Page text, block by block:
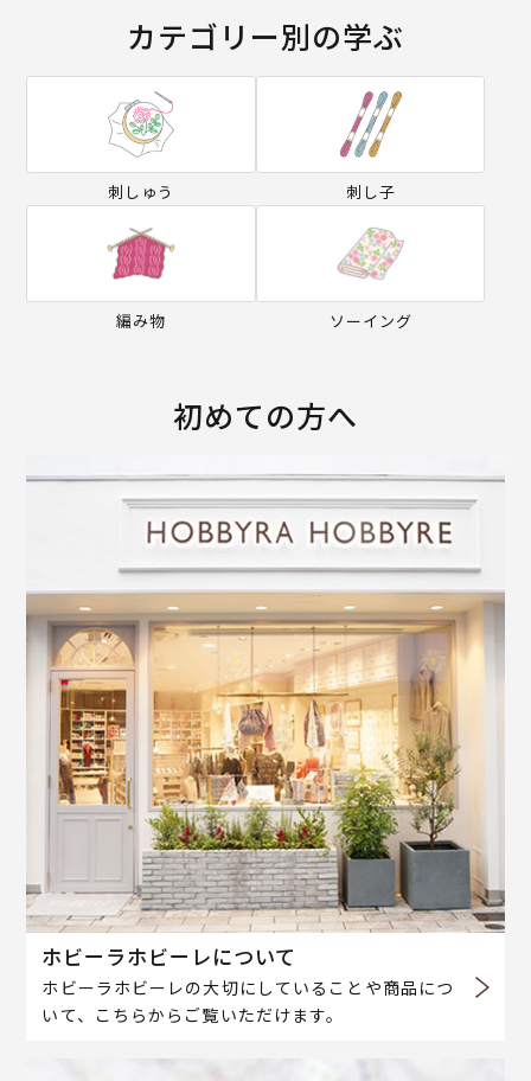
カテゴリー別の学ぶ
刺しゅう 刺し子
編み物 ソーイング
初めての方へ
ホビーラホビーレについて
ホビーラホビーレの大切にしていることや商品につ
いて、こちらからご覧いただけます。